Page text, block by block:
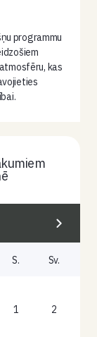
programmu
kas
S. Sv.
1 2